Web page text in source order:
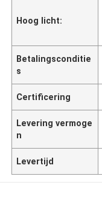
Hoog licht:
Betalingsconditie
s
Certificering
Levering vermoge
n
Levertijd